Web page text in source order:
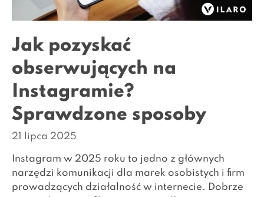
Jak pozyskać
obserwujących na
Instagramie?
Sprawdzone sposoby
21 lipca 2025
Instagram w 2025 roku to jedno z głównych
narzędzi komunikacji dla marek osobistych i firm
prowadzących działalność w internecie. Dobrze